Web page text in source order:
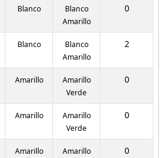
Blanco
Blanco
Amarillo
0
Blanco
Blanco
Amarillo
2
Amarillo
Amarillo
Verde
0
Amarillo
Amarillo
Verde
0
Amarillo
Amarillo
0